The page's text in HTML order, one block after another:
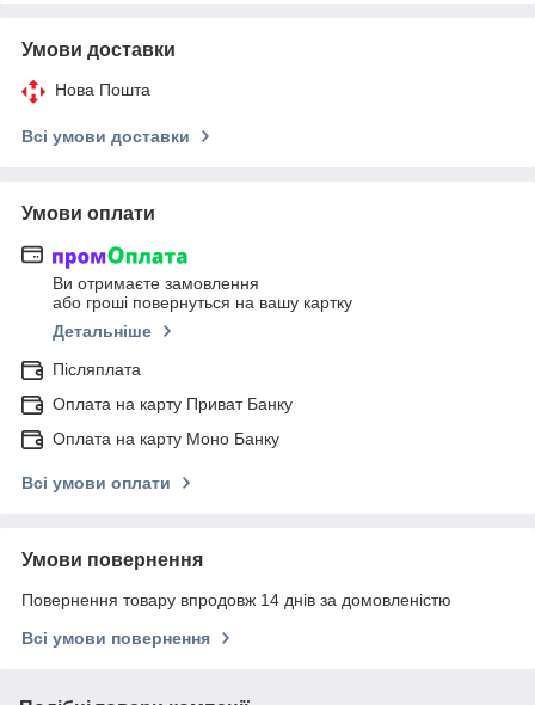
Умови доставки
Нова Пошта
Всі умови доставки
Умови оплати
Ви отримаєте замовлення
або гроші повернуться на вашу картку
Детальніше
Післяплата
Оплата на карту Приват Банку
Оплата на карту Моно Банку
Всі умови оплати
Умови повернення
Повернення товару впродовж 14 днів за домовленістю
Всі умови повернення